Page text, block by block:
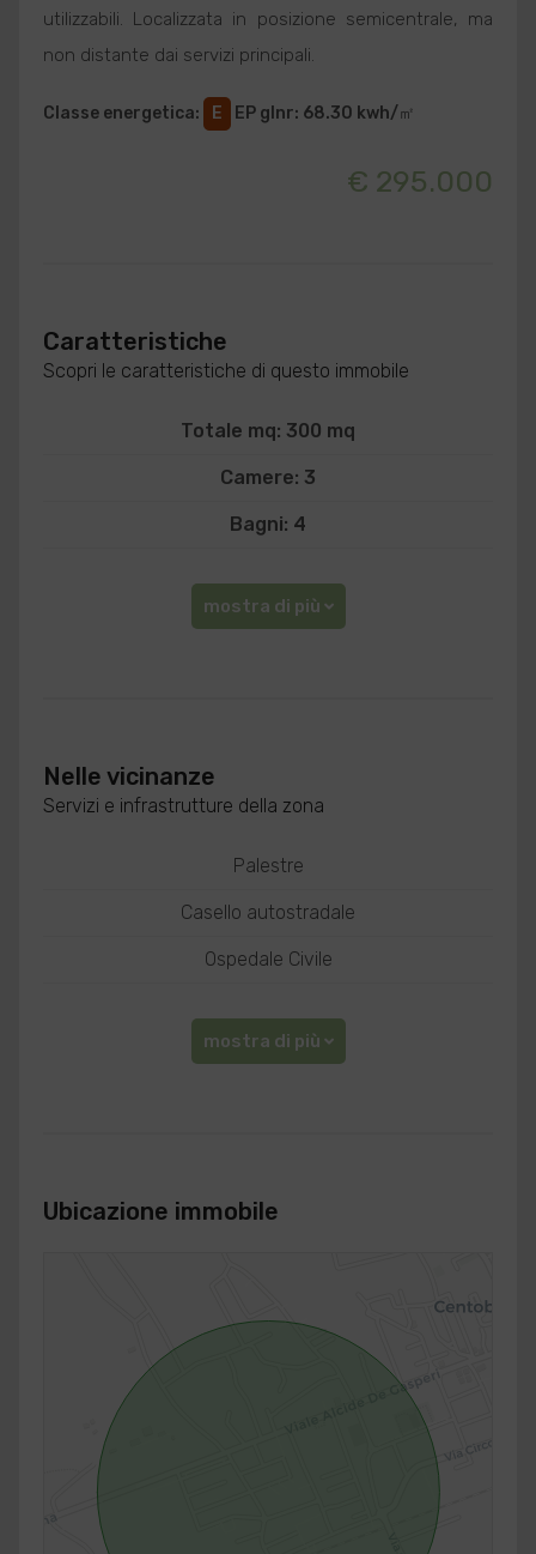
utilizzabili. Localizzata in posizione semicentrale, ma
non distante dai servizi principali.
Classe energetica: E EP glnr: 68.30 kwh/㎡
€ 295.000
Caratteristiche
Scopri le caratteristiche di questo immobile
Totale mq: 300 mq
Camere: 3
Bagni: 4
mostra di più
Nelle vicinanze
Servizi e infrastrutture della zona
Palestre
Casello autostradale
Ospedale Civile
mostra di più
Ubicazione immobile